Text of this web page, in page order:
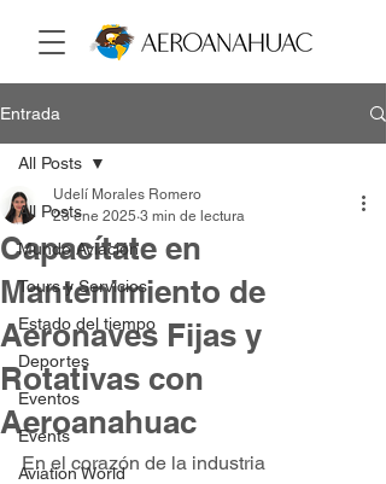
Entrada
All Posts
Mundo Aviación
Tours y Servicios
Estado del tiempo
Deportes
Eventos
Events
Aviation World
All Posts
Capacítate en
Mantenimiento de
Aeronaves Fijas y
Rotativas con
Aeroanahuac
Udelí Morales Romero
23 ene 2025 3 min de lectura
En el corazón de la industria